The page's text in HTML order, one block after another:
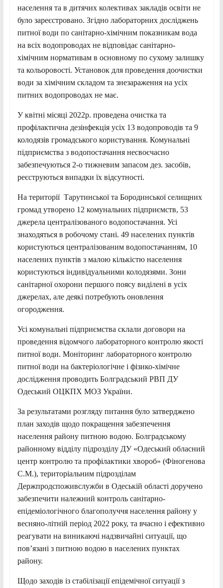
населення та в дитячих колективах закладів освіти не
було зареєстровано. Згідно лабораторних досліджень
питної води по санітарно-хімічним показникам вода
на всіх водопроводах не відповідає санітарно-
хімічним нормативам в основному по сухому залишку
та кольоровості. Установок для проведення доочистки
води за хімічним складом та знезараження на усіх
питних водопроводах не має.
У квітні місяці 2022р. проведена очистка та
профілактична дезінфекція усіх 13 водопроводів та 9
колодязів громадського користування. Комунальні
підприємства з водопостачання несвоєчасно
забезпечуються 2-о тижневим запасом дез. засобів,
реєструються випадки їх відсутності.
На території Тарутинської та Бородинської селищних
громад утворено 12 комунальних підприємств, 53
джерела централізованого водопостачання. Усі
знаходяться в робочому стані. 49 населених пунктів
користуються централізованим водопостачанням, 10
населених пунктів з малою кількістю населення
користуються індивідуальними колодязями. Зони
санітарної охорони першого поясу виділені в усіх
джерелах, але деякі потребують оновлення
огородження.
Усі комунальні підприємства склали договори на
проведення відомчого лабораторного контролю якості
питної води. Моніторинг лабораторного контролю
питної води на бактеріологічне і фізико-хімічне
дослідження проводить Болградський РВП ДУ
Одеський ОЦКПХ МОЗ України.
За результатами розгляду питання було затверджено
план заходів щодо покращення забезпечення
населення району питною водою. Болградському
районному відділу підрозділу ДУ «Одеський обласний
центр контролю та профілактики хвороб» (Фіногенова
С.М.), територіальним підрозділам
Держпродспоживслужби в Одеській області доручено
забезпечити належний контроль санітарно-
епідеміологічного благополуччя населення району у
весняно-літній період 2022 року, та вчасно і ефективно
реагувати на виникаючі надзвичайні ситуації, що
пов’язані з питною водою в населених пунктах
району.
Щодо заходів із стабілізації епідемічної ситуації з